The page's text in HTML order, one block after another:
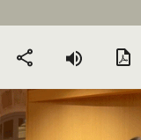
Partager